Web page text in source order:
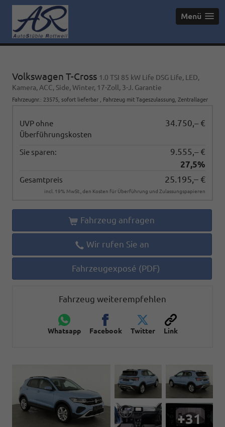
Menü
Volkswagen T-Cross 1.0 TSI 85 kW Life DSG Life, LED,
Kamera, ACC, Side, Winter, 17-Zoll, 3-J. Garantie
Fahrzeugnr. : 23575 sofort lieferbar Fahrzeug mit Tageszulassung , Zentrallager
UVP ohne
Überführungskosten
34.750,– €
Sie sparen:
9.555,– €
27,5%
Gesamtpreis 25.195,– €
incl. 19% MwSt., den Kosten für Überführung und Zulassungspapieren
Fahrzeug anfragen
Wir rufen Sie an
Fahrzeugexposé (PDF)
Fahrzeug weiterempfehlen
Whatsapp Facebook Twitter Link
+31